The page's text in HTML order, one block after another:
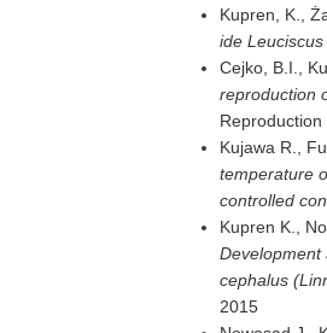
Kupren, K.,
ide
Cejko, B.I.,
reproduction
Kujawa R.,
temperature
controlled
Kupren K.,
Development
cephalus
2015